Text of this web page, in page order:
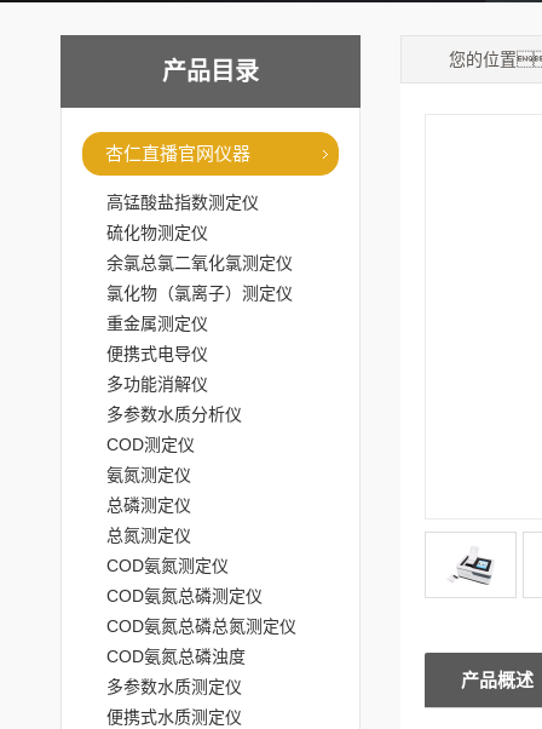
产品目录
杏仁直播官网仪器
高锰酸盐指数测定仪
硫化物测定仪
余氯总氯二氧化氯测定仪
氯化物（氯离子）测定仪
重金属测定仪
便携式电导仪
多功能消解仪
多参数水质分析仪
COD测定仪
氨氮测定仪
总磷测定仪
总氮测定仪
COD氨氮测定仪
COD氨氮总磷测定仪
COD氨氮总磷总氮测定仪
COD氨氮总磷浊度
多参数水质测定仪
便携式水质测定仪
您的位
产品概述